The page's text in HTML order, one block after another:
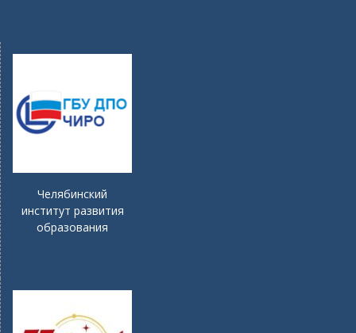
Челябинский
институт развития
образования